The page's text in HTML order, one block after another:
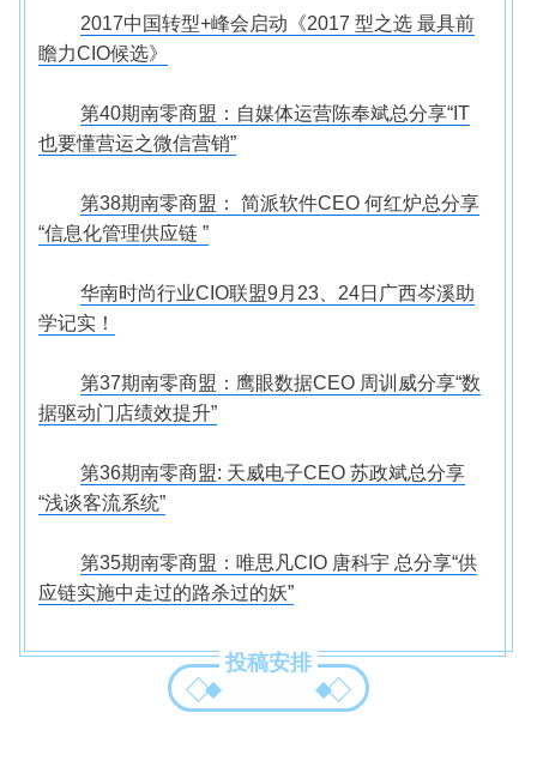
2017中国转型+峰会启动《2017 型之选 最具前
瞻力CIO候选》
第40期南零商盟：自媒体运营陈奉斌总分享“IT
也要懂营运之微信营销”
第38期南零商盟： 简派软件CEO 何红炉总分享
“信息化管理供应链 ”
华南时尚行业CIO联盟9月23、24日广西岑溪助
学记实！
第37期南零商盟：鹰眼数据CEO 周训威分享“数
据驱动门店绩效提升”
第36期南零商盟: 天威电子CEO 苏政斌总分享
“浅谈客流系统”
第35期南零商盟：唯思凡CIO 唐科宇 总分享“供
应链实施中走过的路杀过的妖”
投稿安排